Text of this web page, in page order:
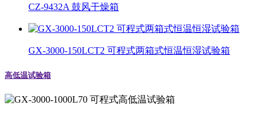
CZ-9432A 鼓风干燥箱
GX-3000-150LCT2 可程式两箱式恒温恒湿试验箱
高低温试验箱